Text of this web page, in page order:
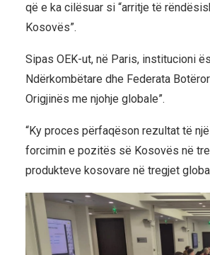
që e ka cilësuar si “arritje të
Kosovës”.
Sipas OEK-ut, në Paris, institucioni
Ndërkombëtare dhe Federata
Origjinës me njohje globale”.
“Ky proces përfaqëson rezultat të
forcimin e pozitës së Kosovës në
produkteve kosovare në tregjet